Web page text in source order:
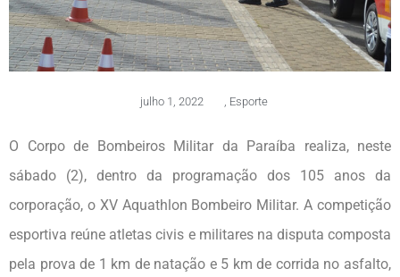
julho 1, 2022 Esporte
O Corpo de Bombeiros Militar da Paraíba realiza, neste
sábado (2), dentro da programação dos 105 anos da
corporação, o XV Aquathlon Bombeiro Militar. A competição
esportiva reúne atletas civis e militares na disputa composta
pela prova de 1 km de natação e 5 km de corrida no asfalto,